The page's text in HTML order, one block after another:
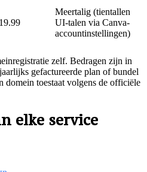
Meertalig (tientallen
UI-talen via Canva-
accountinstellingen)
zelf. Bedragen zijn in
gefactureerde plan of bundel
domein toestaat volgens de officiële
elke service